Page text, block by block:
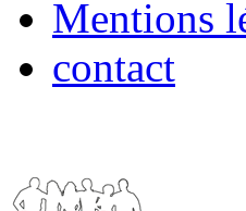
Mentions
contact